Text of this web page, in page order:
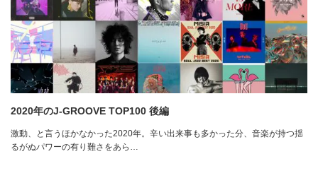
2020年のJ-GROOVE TOP100 後編
激動、と言うほかなかった2020年。辛い出来事も多かった分、音楽が持つ揺
るがぬパワーの有り難さをあら…